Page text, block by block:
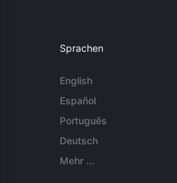
Sprachen
English
Español
Português
Deutsch
Mehr ...